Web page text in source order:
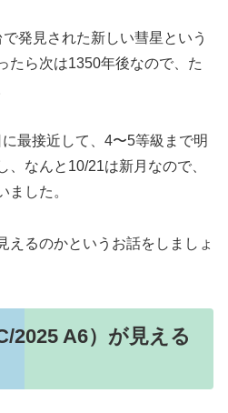
発見された新しい彗星という
たら次は1350年後なので、た
最接近して、4〜5等級まで明
、なんと10/21は新月なので、
ました。
えるのかというお話をしましょ
2025 A6）が見える